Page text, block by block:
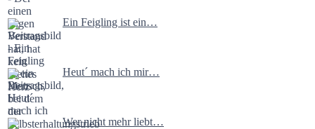
Ein Feigling ist ein…
Heut´ mach ich mir…
Wer nicht mehr liebt…